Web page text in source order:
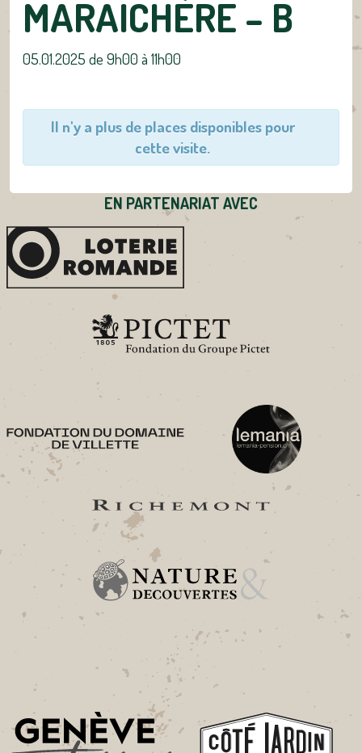
MARAICHÈRE – B
05.01.2025 de 9h00 à 11h00
Il n'y a plus de places disponibles pour
cette visite.
EN PARTENARIAT AVEC